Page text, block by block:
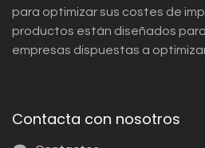
para optimizar sus costes de
productos están diseñados
empresas dispuestas a
Contacta con nosotros